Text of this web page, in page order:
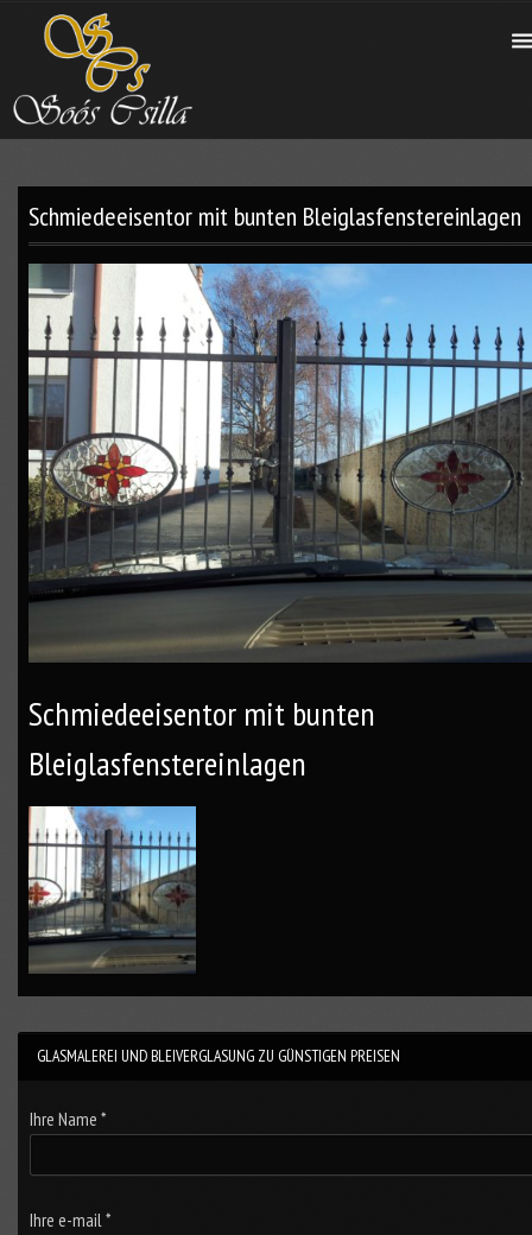
Schmiedeeisentor mit bunten Bleiglasfenstereinlagen
Schmiedeeisentor mit bunten
Bleiglasfenstereinlagen
GLASMALEREI UND BLEIVERGLASUNG ZU GÜNSTIGEN PREISEN
Ihre Name *
Ihre e-mail *